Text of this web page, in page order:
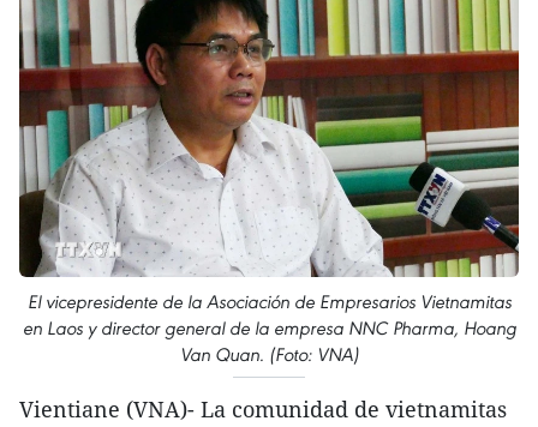
El vicepresidente de la Asociación de Empresarios Vietnamitas
en Laos y director general de la empresa NNC Pharma, Hoang
Van Quan. (Foto: VNA)
Vientiane (VNA)- La comunidad de vietnamitas